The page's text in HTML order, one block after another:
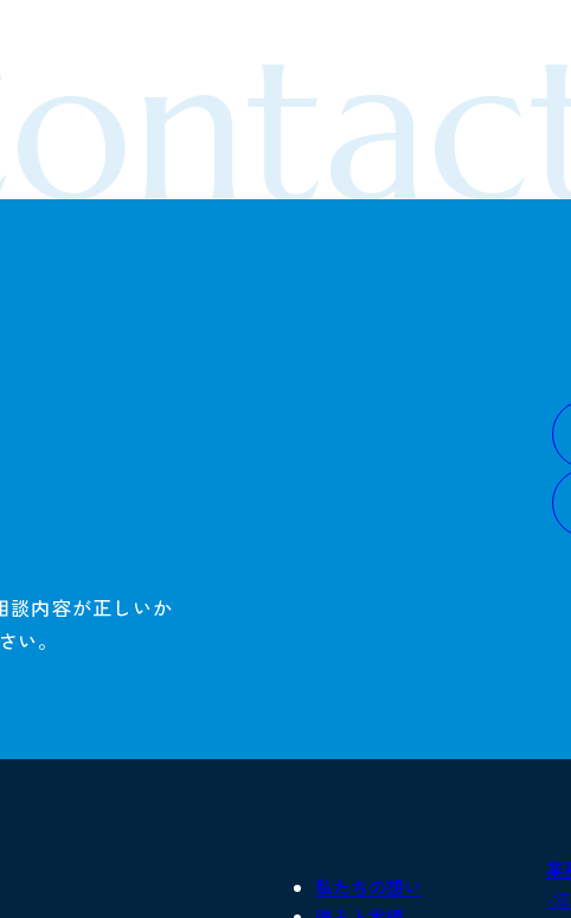
談内容が正しいか
い。
私たちの想い
業
-